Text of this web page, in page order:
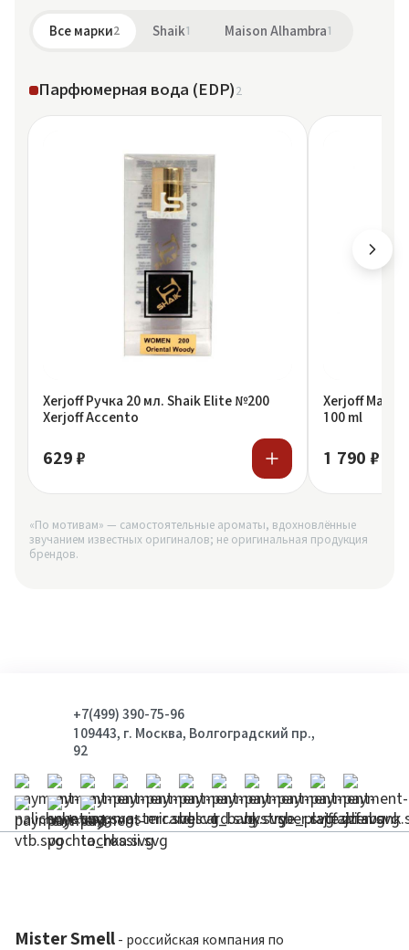
Все марки2 Shaik1 Maison Alhambra1
Парфюмерная вода (EDP)2
Xerjoff Ручка 20 мл. Shaik Elite №200
Xerjoff Accento
629 ₽
Xerjoff
100 ml
1 790 ₽
«По мотивам» — самостоятельные ароматы, вдохновлённые
звучанием известных оригиналов; не оригинальная продукция
брендов.
+7(499) 390-75-96
109443, г. Москва, Волгоградский пр.,
92
Mister Smell - российская компания по